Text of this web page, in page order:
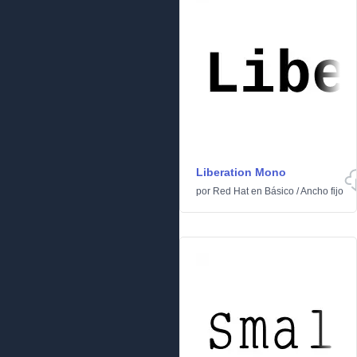
Liberation Mono
por Red Haten Básico /Ancho fijo